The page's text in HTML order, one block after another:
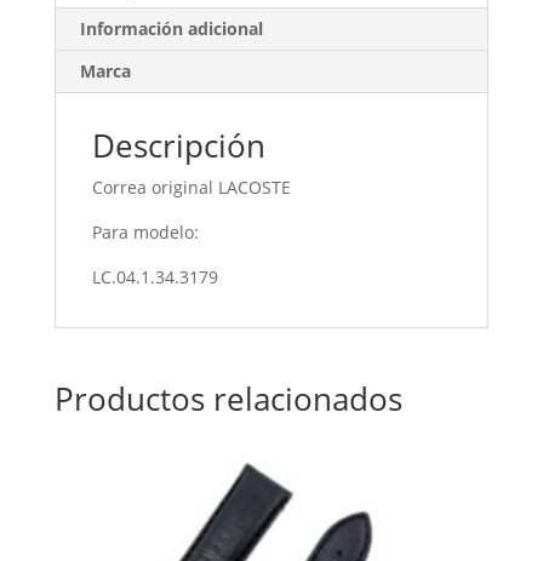
Información adicional
Marca
Descripción
Correa original LACOSTE
Para modelo:
LC.04.1.34.3179
Productos relacionados